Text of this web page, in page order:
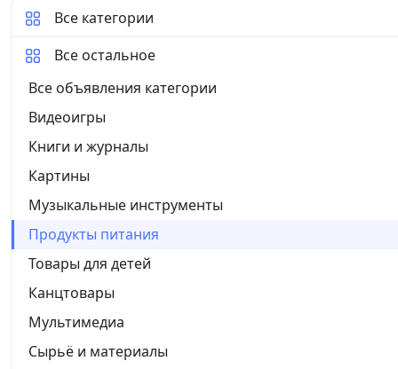
Все категории
Все остальное
Все объявления категории
Видеоигры
Книги и журналы
Картины
Музыкальные инструменты
Продукты питания
Товары для детей
Канцтовары
Мультимедиа
Сырьё и материалы